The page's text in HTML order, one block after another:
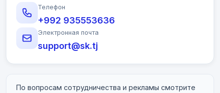
Телефон
+992 935553636
Электронная почта
support@sk.tj
По вопросам сотрудничества и рекламы смотрите